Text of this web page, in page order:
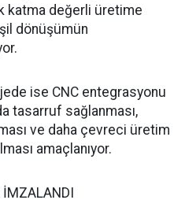
katma değerli üretime
dönüşümün
ise CNC entegrasyonu
tasarruf sağlanması,
ve daha çevreci üretim
amaçlanıyor.
İMZALANDI